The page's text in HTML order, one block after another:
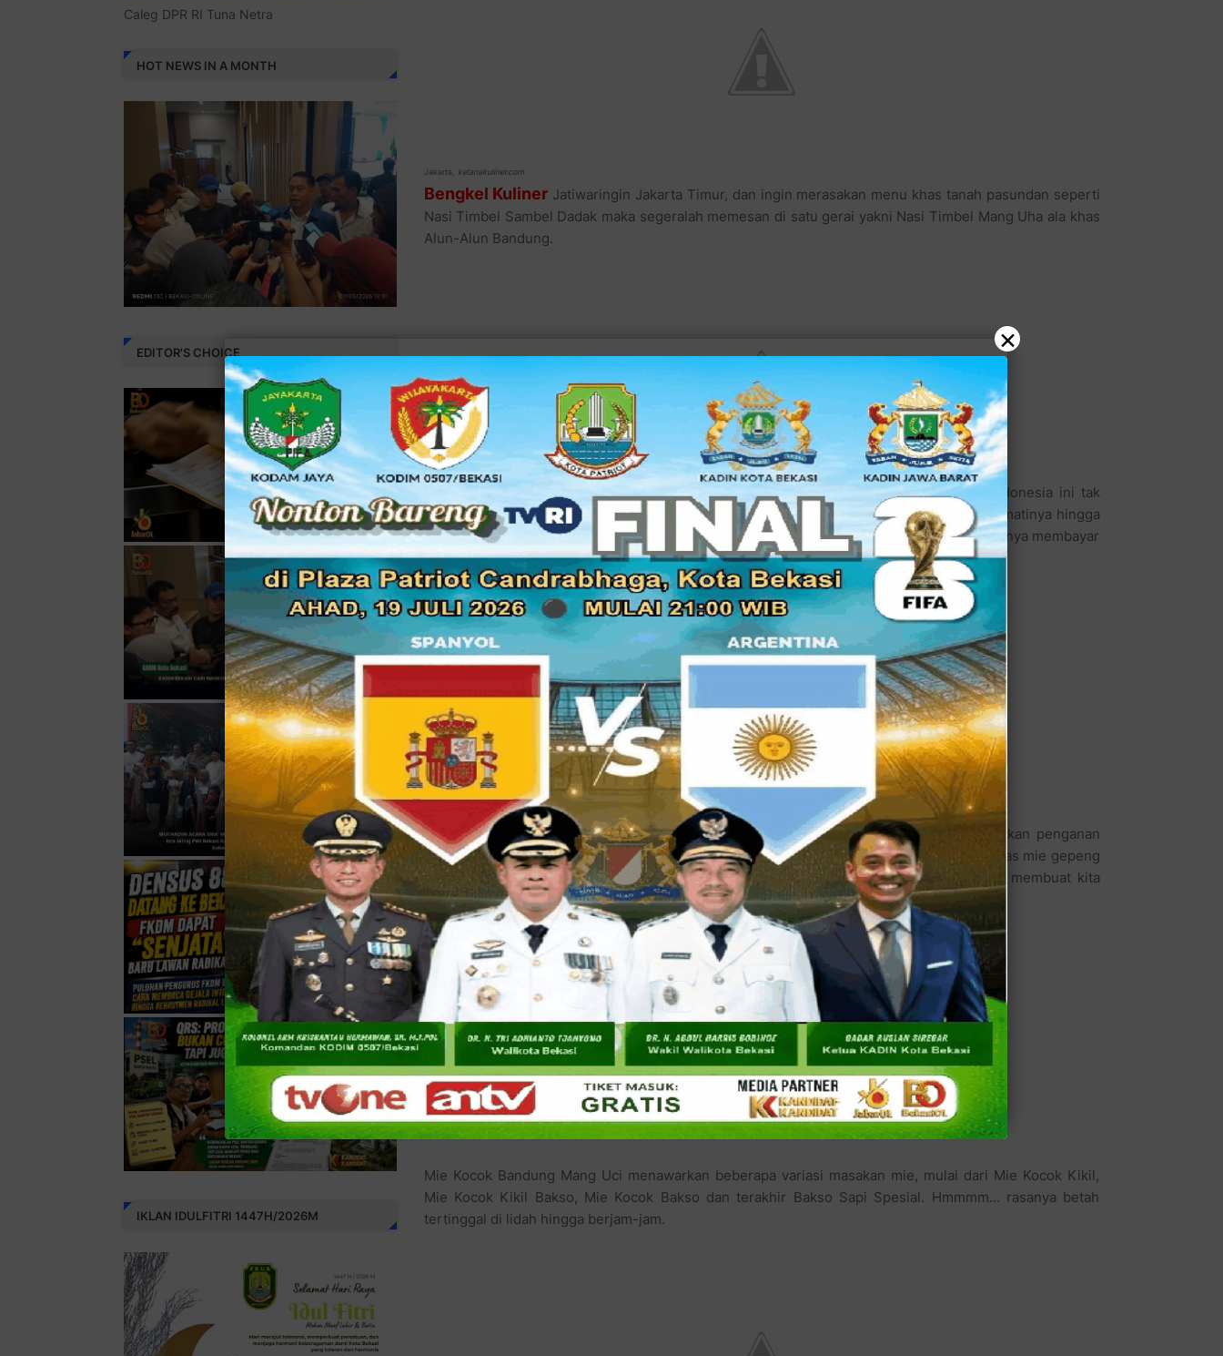
Jakarta, kelanakuliner.com
Bengkel Kuliner Jatiwaringin Jakarta Timur, dan ingin merasakan menu khas tanah pasundan seperti
Nasi Timbel Sambel Dadak maka segeralah memesan di satu gerai yakni Nasi Timbel Mang Uha ala khas
Alun-Alun Bandung.
Menikmati masakan tanah pasundan yang semakin akrab di lidah kebanyakan orang Indonesia ini tak
perlu merogoh kocek dalam-dalam cukup dengan harga Rp.18.000,- kita sudah bisa menikmatinya hingga
kenyang. Bila ingin menambah menu seperti tempe dan tahu goreng spesial maka kita hanya membayar
Rp.8.000,- saja. Tertarik untuk mencobanya?
Terus jajanan apalagi yang paling khas di tanah bumi parahyangan itu? Apalagi kalau bukan penganan
yang terbuat dari mie, yakni Mie Kocok Bandung ala Mang UCI. Rasanya hmmmm, lezat khas mie gepeng
atau bulat yang besar dengan taburan kacang goreng dan bakso yang lumayan kenyal membuat kita
berdecak-decak dan lidah tak mau berhenti menyeruput setiap kuah yang ada.
Mie Kocok Bandung Mang Uci menawarkan beberapa variasi masakan mie, mulai dari Mie Kocok Kikil,
Mie Kocok Kikil Bakso, Mie Kocok Bakso dan terakhir Bakso Sapi Spesial. Hmmmm... rasanya betah
tertinggal di lidah hingga berjam-jam.
Caleg DPR RI Tuna Netra
HOT NEWS IN A MONTH
EDITOR'S CHOICE
IKLAN IDULFITRI 1447H/2026M
×